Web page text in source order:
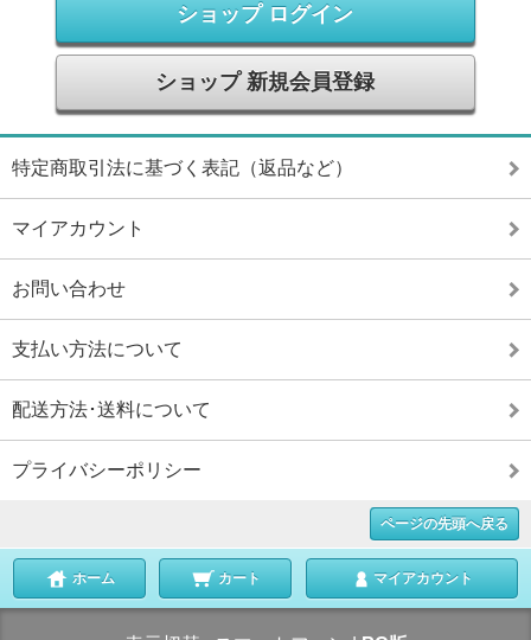
ショップ ログイン
ショップ 新規会員登録
特定商取引法に基づく表記（返品など）
マイアカウント
お問い合わせ
支払い方法について
配送方法･送料について
プライバシーポリシー
ページの先頭へ戻る
ホーム カート マイアカウント